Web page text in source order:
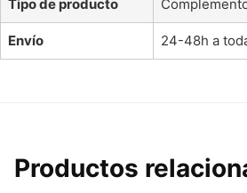
Tipo de producto
Envío 24-48h a
Productos